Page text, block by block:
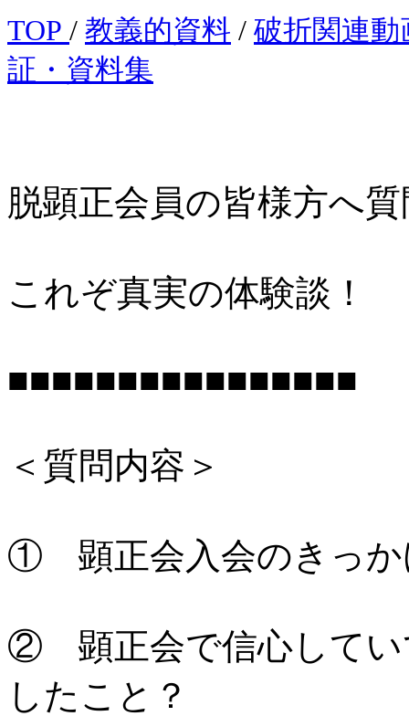
TOP / 教義的資料 / 破折関連動
証・資料集
脱顕正会員の皆様方へ
これぞ真実の体験談！
■■■■■■■■■■■■■■■■
＜質問内容＞
① 顕正会入会のきっか
② 顕正会で信心してい
したこと？